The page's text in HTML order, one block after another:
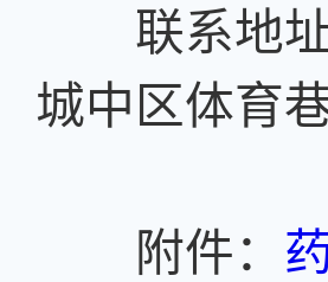
联系地址
城中区体育
附件：